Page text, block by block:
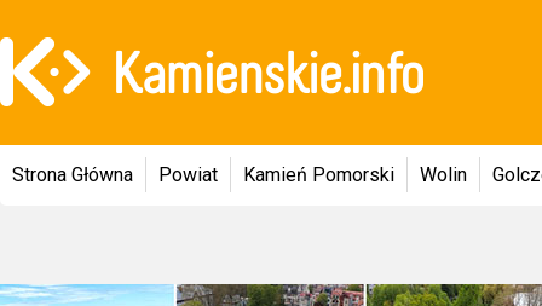
Strona Główna Powiat Kamień Pomorski Wolin